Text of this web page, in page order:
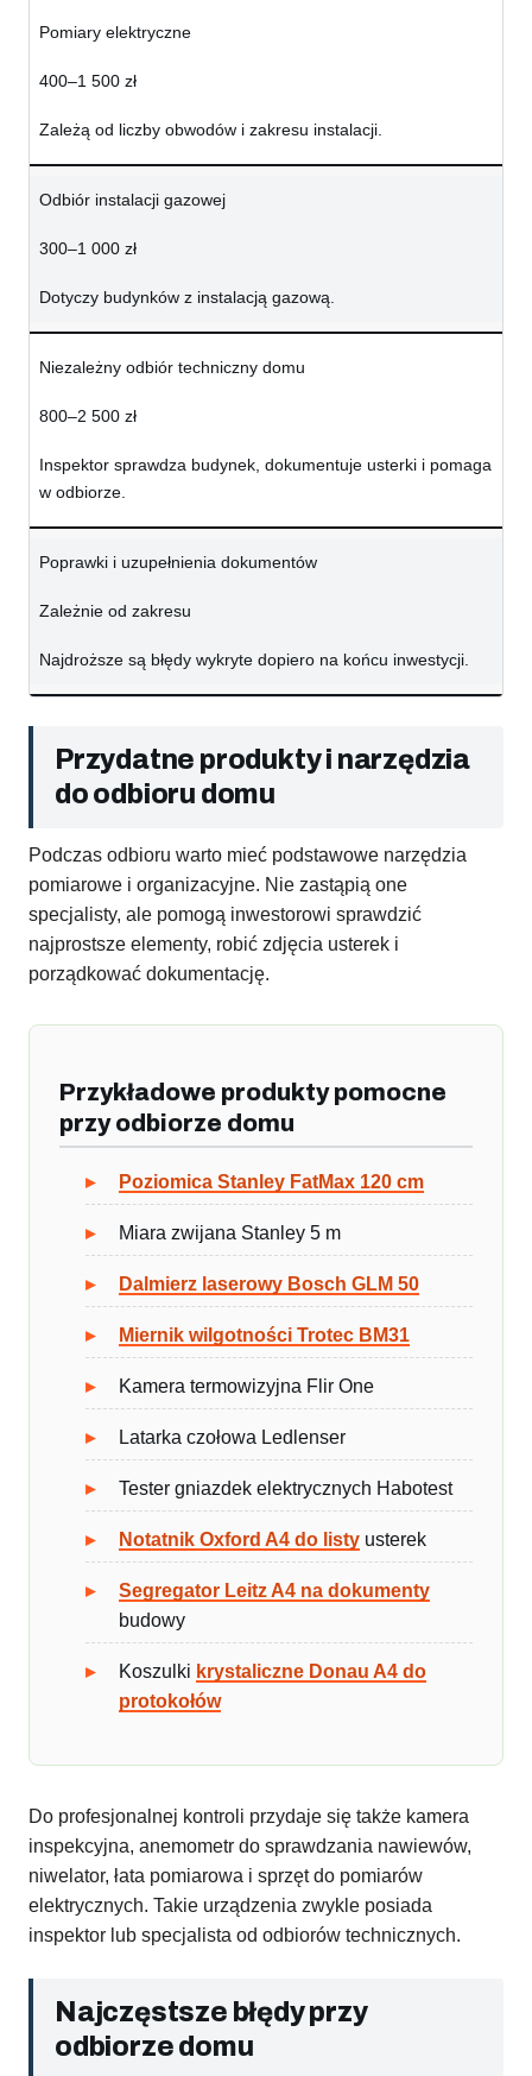
Pomiary elektryczne
400–1 500 zł
Zależą od liczby obwodów i zakresu instalacji.
Odbiór instalacji gazowej
300–1 000 zł
Dotyczy budynków z instalacją gazową.
Niezależny odbiór techniczny domu
800–2 500 zł
Inspektor sprawdza budynek, dokumentuje usterki i pomaga
w odbiorze.
Poprawki i uzupełnienia dokumentów
Zależnie od zakresu
Najdroższe są błędy wykryte dopiero na końcu inwestycji.
Przydatne produkty i narzędzia
do odbioru domu
Podczas odbioru warto mieć podstawowe narzędzia
pomiarowe i organizacyjne. Nie zastąpią one
specjalisty, ale pomogą inwestorowi sprawdzić
najprostsze elementy, robić zdjęcia usterek i
porządkować dokumentację.
Przykładowe produkty pomocne
przy odbiorze domu
Poziomica Stanley FatMax 120 cm
Miara zwijana Stanley 5 m
Dalmierz laserowy Bosch GLM 50
Miernik wilgotności Trotec BM31
Kamera termowizyjna Flir One
Latarka czołowa Ledlenser
Tester gniazdek elektrycznych Habotest
Notatnik Oxford A4 do listy usterek
Segregator Leitz A4 na dokumenty
budowy
Koszulki krystaliczne Donau A4 do
protokołów
Do profesjonalnej kontroli przydaje się także kamera
inspekcyjna, anemometr do sprawdzania nawiewów,
niwelator, łata pomiarowa i sprzęt do pomiarów
elektrycznych. Takie urządzenia zwykle posiada
inspektor lub specjalista od odbiorów technicznych.
Najczęstsze błędy przy
odbiorze domu